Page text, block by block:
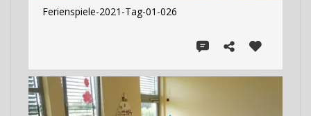
Ferienspiele-2021-Tag-01-026